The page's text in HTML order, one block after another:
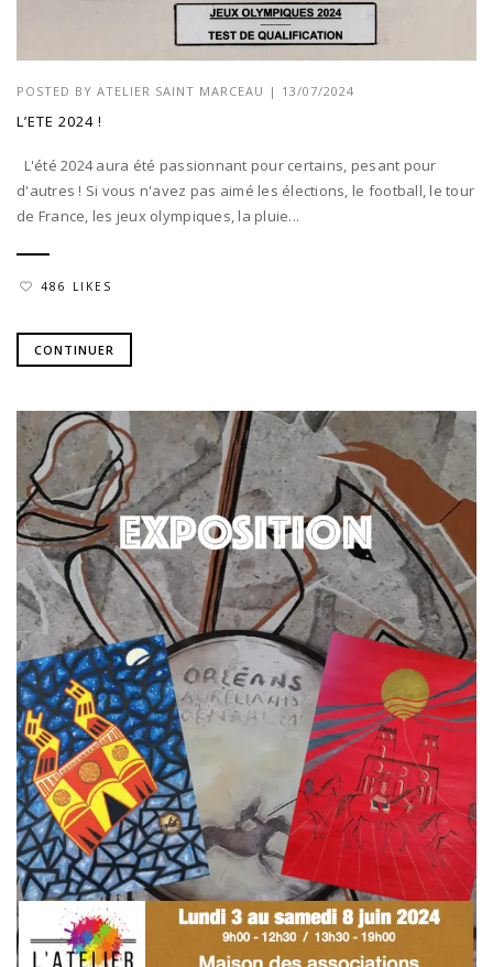
POSTED BY ATELIER SAINT MARCEAU | 13/07/2024
L’ETE 2024 !
L'été 2024 aura été passionnant pour certains, pesant pour
d'autres ! Si vous n'avez pas aimé les élections, le football, le tour
de France, les jeux olympiques, la pluie...
486 LIKES
CONTINUER